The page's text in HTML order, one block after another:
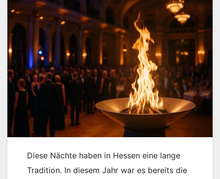
Diese Nächte haben in Hessen eine lange
Tradition. In diesem Jahr war es bereits die